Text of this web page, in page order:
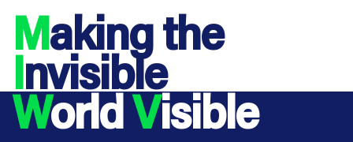
Making the
Invisible
WorldVisible